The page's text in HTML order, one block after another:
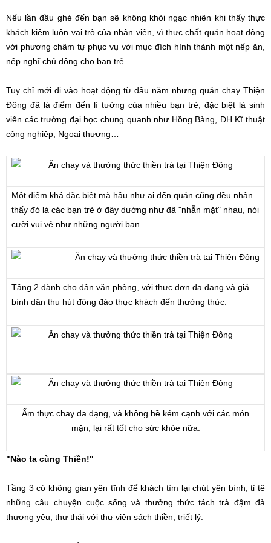
Nếu lần đầu ghé đến bạn sẽ không khỏi ngạc nhiên khi thấy thực
khách kiêm luôn vai trò của nhân viên, vì thực chất quán hoạt động
với phương châm tự phục vụ với mục đích hình thành một nếp ăn,
nếp nghĩ chủ động cho bạn trẻ.
Tuy chỉ mới đi vào hoạt động từ đầu năm nhưng quán chay Thiện
Đông đã là điểm đến lí tưởng của nhiều bạn trẻ, đặc biệt là sinh
viên các trường đại học chung quanh như Hồng Bàng, ĐH Kĩ thuật
công nghiệp, Ngoại thương…
Một điểm khá đặc biệt mà hầu như ai đến quán cũng đều nhận
thấy đó là các bạn trẻ ở đây dường như đã "nhẵn mặt" nhau, nói
cười vui vẻ như những người bạn.
Tầng 2 dành cho dân văn phòng, với thực đơn đa dạng và giá
bình dân thu hút đông đảo thực khách đến thưởng thức.
Ẩm thực chay đa dạng, và không hề kém cạnh với các món
mặn, lại rất tốt cho sức khỏe nữa.
"Nào ta cùng Thiền!"
Tầng 3 có không gian yên tĩnh để khách tìm lại chút yên bình, tỉ tê
những câu chuyện cuộc sống và thưởng thức tách trà đậm đà
thương yêu, thư thái với thư viện sách thiền, triết lý.